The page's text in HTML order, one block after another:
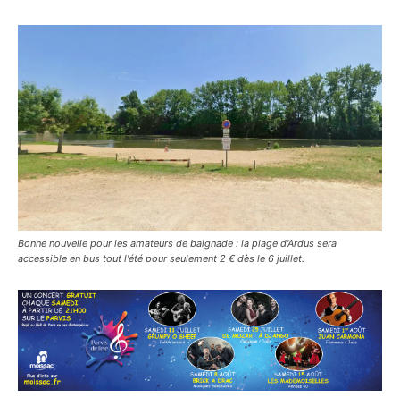
Bonne nouvelle pour les amateurs de baignade : la plage d'Ardus sera
accessible en bus tout l'été pour seulement 2 € dès le 6 juillet.